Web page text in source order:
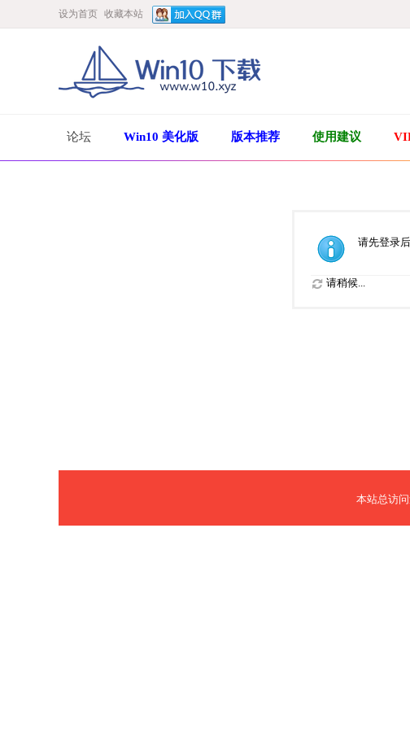
设为首页 收藏本站
论坛 Win10 美化版 版本推荐 使用建议
请先登录
请稍候...
本站总访